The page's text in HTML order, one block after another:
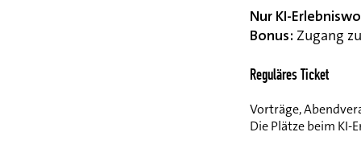
Nur KI-
Bonus: Zugang
Reguläres Ticket
Vorträge,
Die Plätze beim